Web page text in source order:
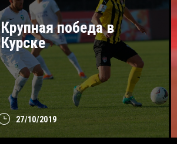
27/10/2019
Крупная победа в
Курске